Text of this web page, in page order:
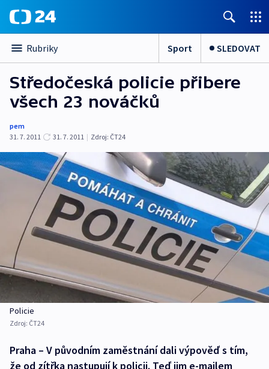
Rubriky Sport SLEDOVAT
Středočeská policie přibere
všech 23 nováčků
pem
31. 7. 2011
31. 7. 2011 | Zdroj: ČT24
Policie
Zdroj: ČT24
Praha – V původním zaměstnání dali výpověď s tím,
že od zítřka nastupují k policii. Teď jim e-mailem